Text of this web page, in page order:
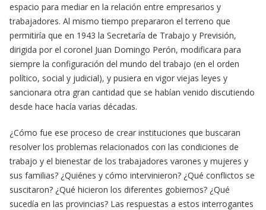
espacio para mediar en la relación entre empresarios y
trabajadores. Al mismo tiempo prepararon el terreno que
permitiría que en 1943 la Secretaría de Trabajo y Previsión,
dirigida por el coronel Juan Domingo Perón, modificara para
siempre la configuración del mundo del trabajo (en el orden
político, social y judicial), y pusiera en vigor viejas leyes y
sancionara otra gran cantidad que se habían venido discutiendo
desde hace hacía varias décadas.
¿Cómo fue ese proceso de crear instituciones que buscaran
resolver los problemas relacionados con las condiciones de
trabajo y el bienestar de los trabajadores varones y mujeres y
sus familias? ¿Quiénes y cómo intervinieron? ¿Qué conflictos se
suscitaron? ¿Qué hicieron los diferentes gobiernos? ¿Qué
sucedía en las provincias? Las respuestas a estos interrogantes